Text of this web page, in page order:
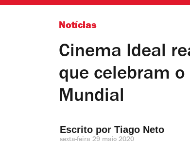
Notícias
Cinema Ideal
que celebram
Mundial
Escrito por Tiago Neto
sexta-feira 29 maio 2020